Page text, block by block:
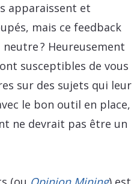
apparaissent et
mais ce feedback
? Heureusement
susceptibles de vous
sur des sujets qui leur
le bon outil en place,
ne devrait pas être un